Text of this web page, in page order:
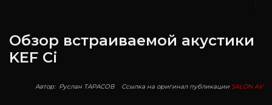
Обзор встраиваемой акустики
KEF Ci
Автор: Руслан ТАРАСОВ Ссылка на оригинал публикации SALON AV